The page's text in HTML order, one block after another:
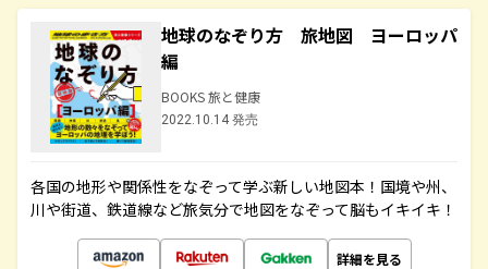
地球のなぞり方 旅地図 ヨーロッパ
編
BOOKS 旅と健康
2022.10.14 発売
各国の地形や関係性をなぞって学ぶ新しい地図本！国境や州、
川や街道、鉄道線など旅気分で地図をなぞって脳もイキイキ！
詳細を見る